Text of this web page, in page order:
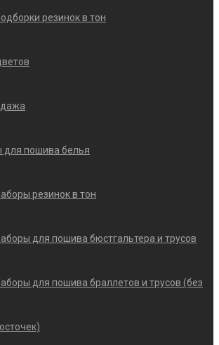
резинок в тон
для пошива белья
резинок в тон
для пошива бюстгальтера и трусов
для пошива браллетов и трусов (без